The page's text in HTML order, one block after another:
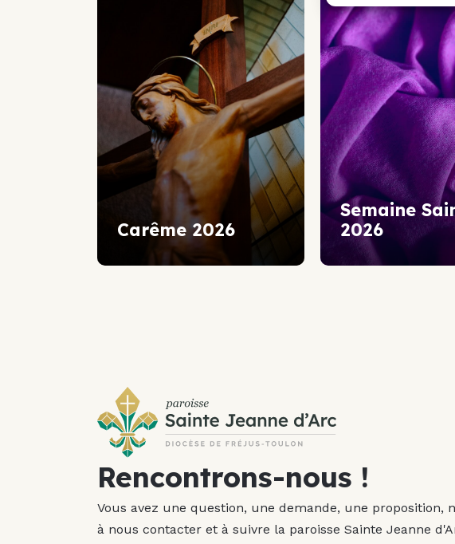
Carême 2026
Semaine
2026
Rencontrons-nous !
Vous avez une question, une demande, une proposition,
à nous contacter et à suivre la paroisse Sainte Jeanne